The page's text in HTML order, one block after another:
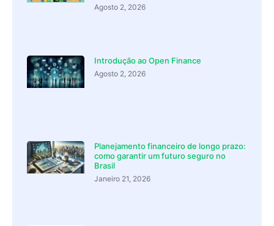
Agosto 2, 2026
Introdução ao Open Finance
Agosto 2, 2026
Planejamento financeiro de longo prazo:
como garantir um futuro seguro no
Brasil
Janeiro 21, 2026